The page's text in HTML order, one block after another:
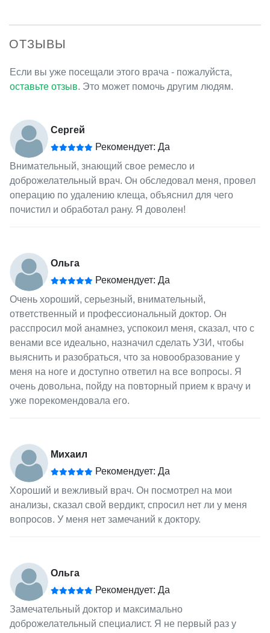
ОТЗЫВЫ
Если вы уже посещали этого врача - пожалуйста,
оставьте отзыв. Это может помочь другим людям.
Сергей
Рекомендует: Да
Внимательный, знающий свое ремесло и
доброжелательный врач. Он обследовал меня, провел
операцию по удалению клеща, объяснил для чего
почистил и обработал рану. Я доволен!
Ольга
Рекомендует: Да
Очень хороший, серьезный, внимательный,
ответственный и профессиональный доктор. Он
расспросил мой анамнез, успокоил меня, сказал, что с
венами все идеально, назначил сделать УЗИ, чтобы
выяснить и разобраться, что за новообразование у
меня на ноге и доступно ответил на все вопросы. Я
очень довольна, пойду на повторный прием к врачу и
уже порекомендовала его.
Михаил
Рекомендует: Да
Хороший и вежливый врач. Он посмотрел на мои
анализы, сказал свой вердикт, спросил нет ли у меня
вопросов. У меня нет замечаний к доктору.
Ольга
Рекомендует: Да
Замечательный доктор и максимально
доброжелательный специалист. Я не первый раз у